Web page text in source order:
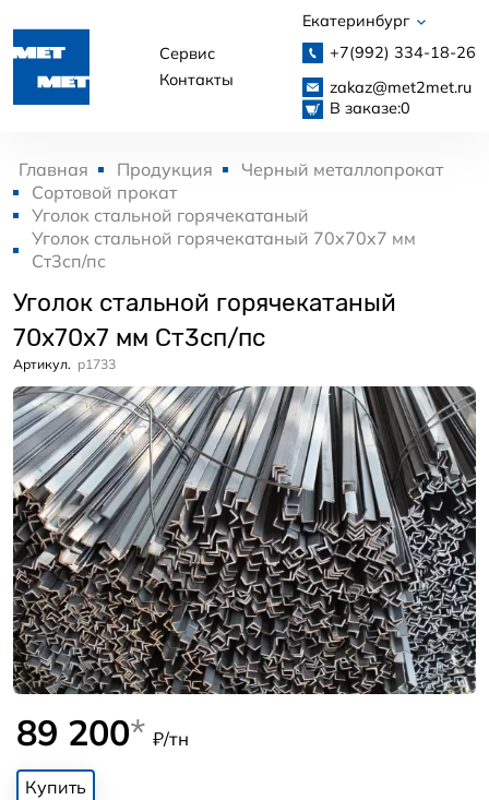
Сервис
Контакты
Екатеринбург
+7(992) 334-18-26
zakaz@met2met.ru
В заказе:0
Главная Продукция
Черный металлопрокат
Сортовой прокат
Уголок стальной горячекатаный
Уголок стальной горячекатаный 70x70x7 мм
Ст3сп/пс
Уголок стальной горячекатаный
70x70x7 мм Ст3сп/пс
Артикул. p1733
89 200* ₽/тн
Купить